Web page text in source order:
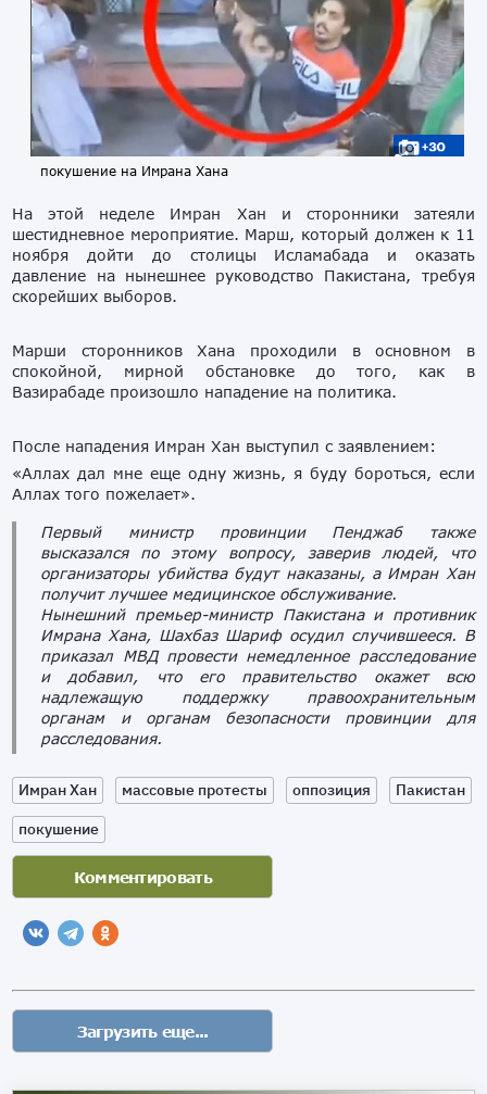
покушение на Имрана Хана
На этой неделе Имран Хан и сторонники затеяли
шестидневное мероприятие. Марш, который должен к 11
ноября дойти до столицы Исламабада и оказать
давление на нынешнее руководство Пакистана, требуя
скорейших выборов.
Марши сторонников Хана проходили в основном в
спокойной, мирной обстановке до того, как в
Вазирабаде произошло нападение на политика.
После нападения Имран Хан выступил с заявлением:
«Аллах дал мне еще одну жизнь, я буду бороться, если
Аллах того пожелает».
Первый министр провинции Пенджаб также
высказался по этому вопросу, заверив людей, что
организаторы убийства будут наказаны, а Имран Хан
получит лучшее медицинское обслуживание.
Нынешний премьер-министр Пакистана и противник
Имрана Хана, Шахбаз Шариф осудил случившееся. В
приказал МВД провести немедленное расследование
и добавил, что его правительство окажет всю
надлежащую поддержку правоохранительным
органам и органам безопасности провинции для
расследования.
Имран Хан массовые протесты оппозиция
Пакистан
покушение